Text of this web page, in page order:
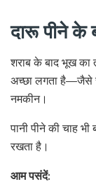
दारू पीने के
शराब के बाद भूख
अच्छा लगता है—जैसे
नमकीन।
पानी पीने की चाह
रखता है।
आम पसंदें: